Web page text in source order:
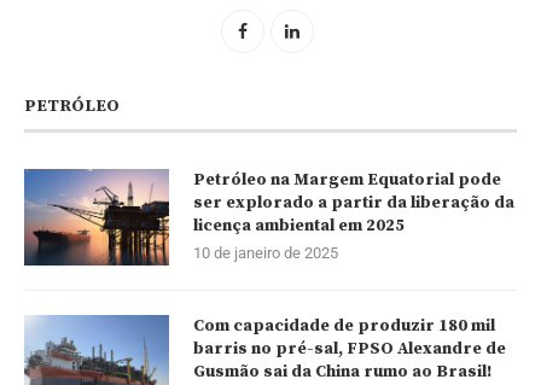
PETRÓLEO
Petróleo na Margem Equatorial pode
ser explorado a partir da liberação da
licença ambiental em 2025
10 de janeiro de 2025
Com capacidade de produzir 180 mil
barris no pré-sal, FPSO Alexandre de
Gusmão sai da China rumo ao Brasil!